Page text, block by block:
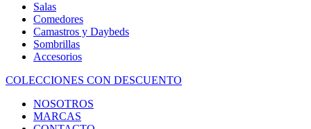
Salas
Comedores
Camastros y Daybeds
Sombrillas
Accesorios
COLECCIONES CON DESCUENTO
NOSOTROS
MARCAS